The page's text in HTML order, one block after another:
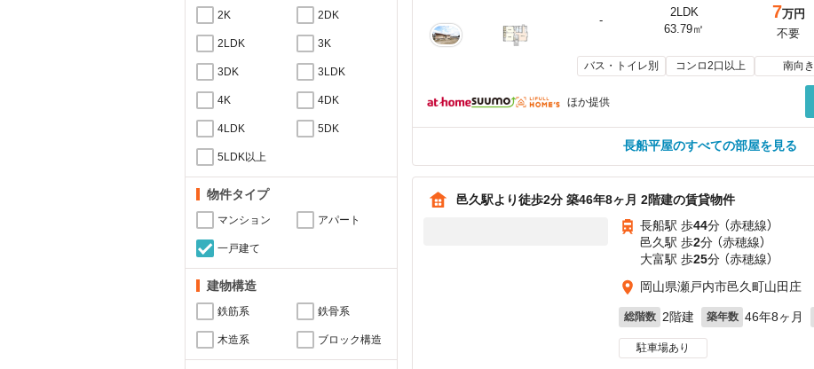
2K 2DK
2LDK 3K
3DK 3LDK
4K 4DK
4LDK 5DK
5LDK以上
物件タイプ
マンション アパート
一戸建て
建物構造
鉄筋系 鉄骨系
木造系 ブロック構造
-
2LDK
63.79㎡
7万円
不要
バス・トイレ別 コンロ2口以上 南向き
ほか提供
長船平屋のすべての部屋を見る
邑久駅より徒歩2分 築46年8ヶ月 2階建の賃貸物件
長船駅 歩44分 （赤穂線）
邑久駅 歩2分 （赤穂線）
大富駅 歩25分 （赤穂線）
岡山県瀬戸内市邑久町山田庄
総階数 2階建 築年数 46年8ヶ月
駐車場あり